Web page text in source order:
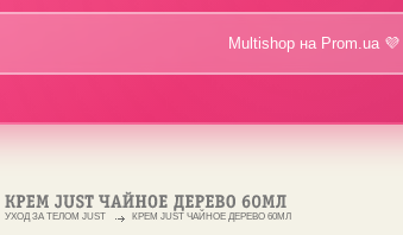
Multishop на Prom.ua 💜
УХОД ЗА ТЕЛОМ JUST КРЕМ JUST ЧАЙНОЕ ДЕРЕВО 60МЛ